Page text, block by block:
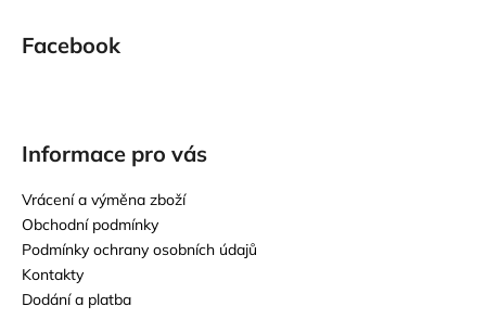
Facebook
Informace pro vás
Vrácení a výměna zboží
Obchodní podmínky
Podmínky ochrany osobních údajů
Kontakty
Dodání a platba